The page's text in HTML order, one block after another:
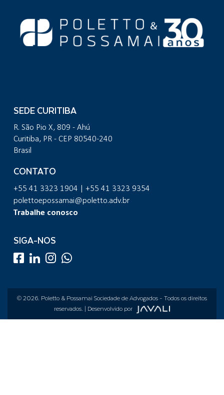
SEDE CURITIBA
R. São Pio X, 809 - Ahú
Curitiba, PR - CEP 80540-240
Brasil
CONTATO
+55 41 3323 1904 | +55 41 3323 9354
polettoepossamai@poletto.adv.br
Trabalhe conosco
SIGA-NOS
© 2026. Poletto & Possamai Sociedade de Advogados - Todos os direitos
reservados. | Desenvolvido por